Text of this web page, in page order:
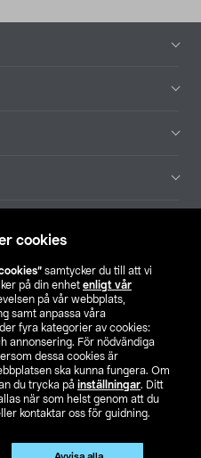
cookies
samtycker du till att vi
på din enhet enligt vår
på vår webbplats,
samt anpassa våra
fyra kategorier av cookies:
annonsering. För nödvändiga
dessa cookies är
ska kunna fungera. Om
du trycka på inställningar. Ditt
när som helst genom att du
kontaktar oss för guidning.
har utgått
butik
FI
exklusive moms